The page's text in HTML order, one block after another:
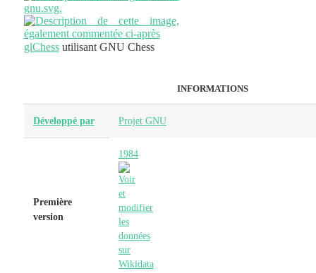
glChessutilisant GNU Chess
INFORMATIONS
Développé par Projet GNU
Première
version
1984